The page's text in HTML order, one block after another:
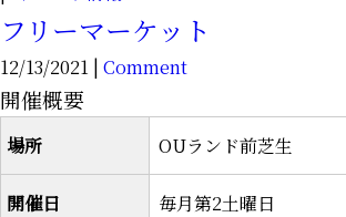
フリーマーケット
12/13/2021 | Comment
開催概要
場所 OUランド前芝生
開催日 毎月第2土曜日